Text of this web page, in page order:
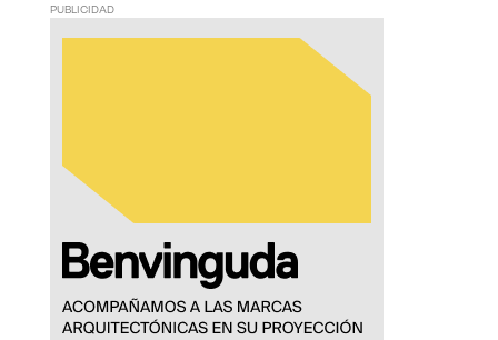
PUBLICIDAD